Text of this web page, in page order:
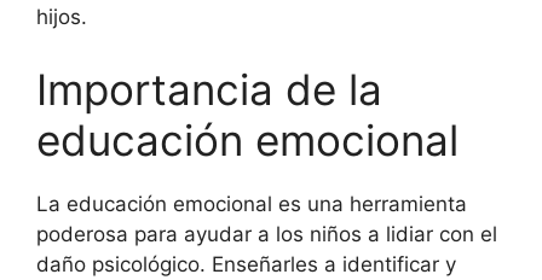
hijos.
Importancia de la
educación emocional
La educación emocional es una herramienta
poderosa para ayudar a los niños a lidiar con el
daño psicológico. Enseñarles a identificar y